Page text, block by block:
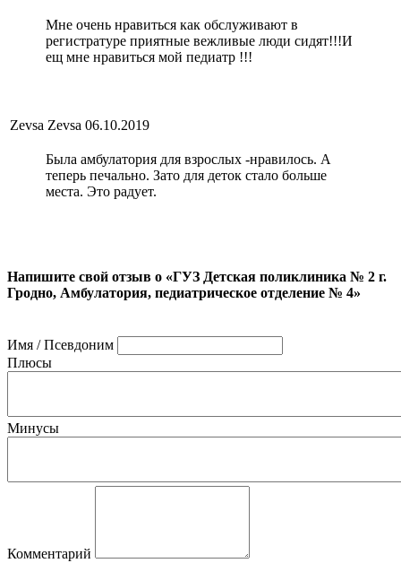
Мне очень нравиться как обслуживают в
регистратуре приятные вежливые люди сидят!!!И
ещ мне нравиться мой педиатр !!!
Zevsa Zevsa 06.10.2019
Была амбулатория для взрослых -нравилось. А
теперь печально. Зато для деток стало больше
места. Это радует.
Напишите свой отзыв о «ГУЗ Детская поликлиника № 2 г.
Гродно, Амбулатория, педиатрическое отделение № 4»
Имя / Псевдоним
Плюсы
Минусы
Комментарий